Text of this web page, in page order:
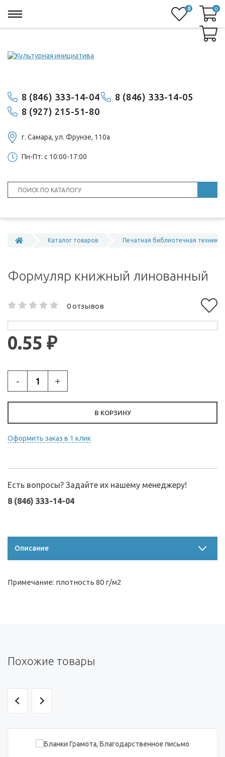
8 (846) 333-14-04
8 (846) 333-14-05
8 (927) 215-51-80
г. Самара, ул. ​Фрунзе, 110а
Пн-Пт: с 10:00-17:00
0 0
0
Каталог товаров Печатная библиотечная техника
Формуляр книжный линованный
0 отзывов
0.55 ₽
- +
В КОРЗИНУ
Оформить заказ в 1 клик
Есть вопросы? Задайте их нашему менеджеру!
8 (846) 333-14-04
Описание
Примечание: плотность 80 г/м2
Похожие товары